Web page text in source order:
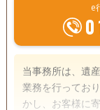
e
当事務所は、遺
業務を行ってお
かし、お客様に寄り